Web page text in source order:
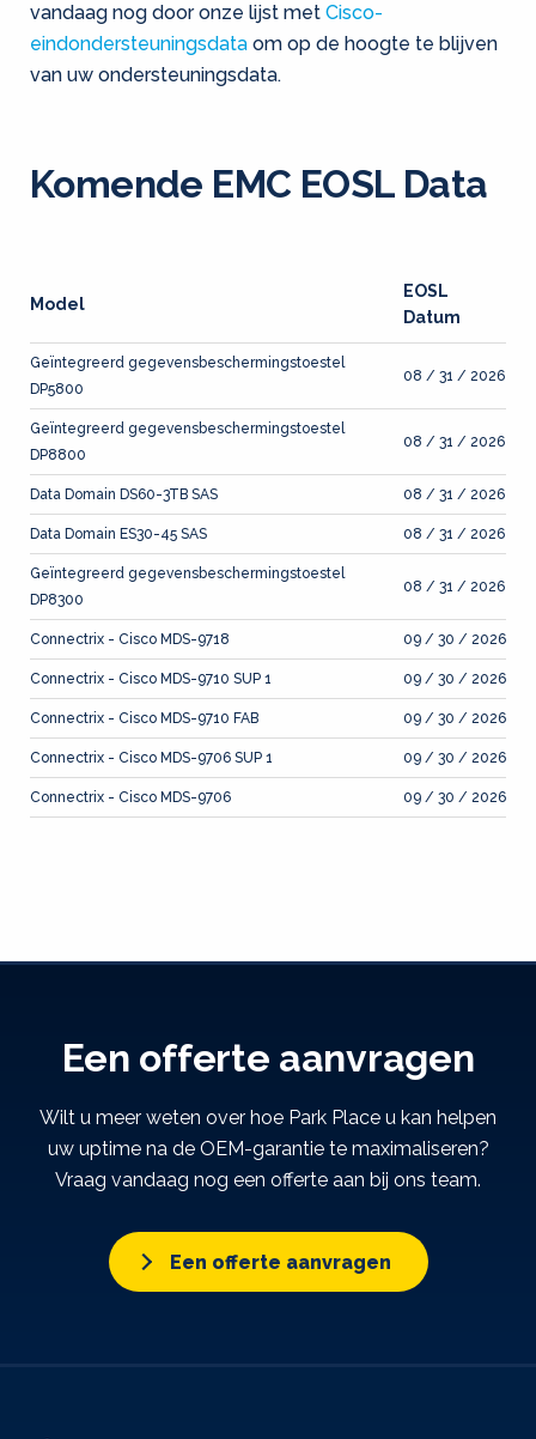
vandaag nog door onze lijst met Cisco-
eindondersteuningsdata om op de hoogte te blijven
van uw ondersteuningsdata.
Komende EMC EOSL Data
Model
EOSL
Datum
Geïntegreerd gegevensbeschermingstoestel
DP5800
08 / 31 / 2026
Geïntegreerd gegevensbeschermingstoestel
DP8800
08 / 31 / 2026
Data Domain DS60-3TB SAS 08 / 31 / 2026
Data Domain ES30-45 SAS 08 / 31 / 2026
Geïntegreerd gegevensbeschermingstoestel
DP8300
08 / 31 / 2026
Connectrix - Cisco MDS-9718 09 / 30 / 2026
Connectrix - Cisco MDS-9710 SUP 1 09 / 30 / 2026
Connectrix - Cisco MDS-9710 FAB 09 / 30 / 2026
Connectrix - Cisco MDS-9706 SUP 1 09 / 30 / 2026
Connectrix - Cisco MDS-9706 09 / 30 / 2026
Een offerte aanvragen
Wilt u meer weten over hoe Park Place u kan helpen
uw uptime na de OEM-garantie te maximaliseren?
Vraag vandaag nog een offerte aan bij ons team.
Een offerte aanvragen